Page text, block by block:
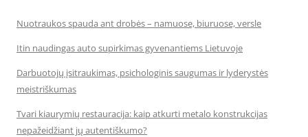
Nuotraukos spauda ant drobės – namuose, biuruose, versle
Itin naudingas auto supirkimas gyvenantiems Lietuvoje
Darbuotojų įsitraukimas, psichologinis saugumas ir lyderystės
meistriškumas
Tvari kiaurymių restauracija: kaip atkurti metalo konstrukcijas
nepažeidžiant jų autentiškumo?